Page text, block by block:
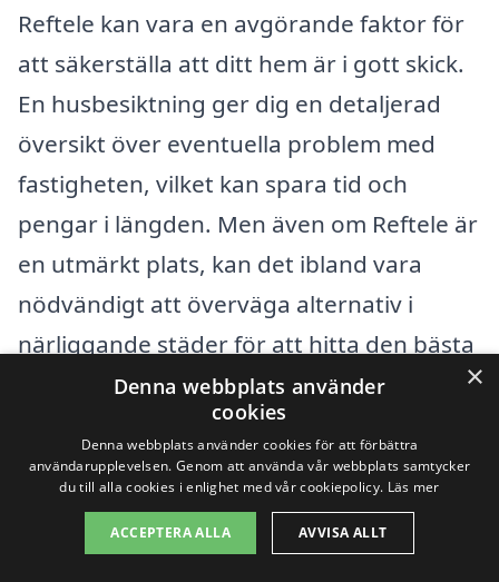
Reftele kan vara en avgörande faktor för
att säkerställa att ditt hem är i gott skick.
En husbesiktning ger dig en detaljerad
översikt över eventuella problem med
fastigheten, vilket kan spara tid och
pengar i längden. Men även om Reftele är
en utmärkt plats, kan det ibland vara
nödvändigt att överväga alternativ i
närliggande städer för att hitta den bästa
tjänsten. Här är några städer där du kan
söka hjälp för husbesiktning:
Gislaved
Anderstorp
×
Denna webbplats använder
cookies
Denna webbplats använder cookies för att förbättra
användarupplevelsen. Genom att använda vår webbplats samtycker
du till alla cookies i enlighet med vår cookiepolicy. Läs mer
ACCEPTERA ALLA AVVISA ALLT